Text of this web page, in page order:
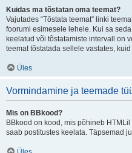
Kuidas ma tõstatan oma teemat?
Vajutades “Tõstata teemat” linki
foorumi esimesele lehele. Kui sa
keelatud või tõstatamiste intervall on
teemat tõstatada sellele vastates,
Üles
Vormindamine ja teemade
Mis on BBkood?
BBkood on kood, mis põhineb
saab postitustes keelata. Täpsemad